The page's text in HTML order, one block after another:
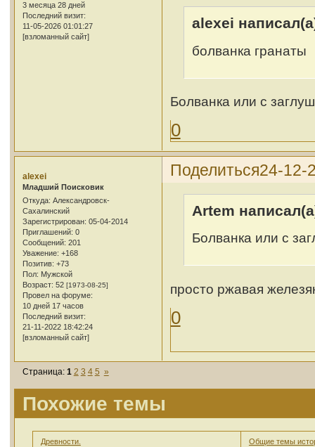
3 месяца 28 дней
Последний визит:
11-05-2026 01:01:27
[взломанный сайт]
alexei
болванка гранаты
Болванка или с
0
Поделиться24-12-
alexei
Младший Поисковик
Откуда: Александровск-
Сахалинский
Зарегистрирован: 05-04-2014
Приглашений: 0
Сообщений: 201
Уважение: +168
Позитив: +73
Пол: Мужской
Возраст: 52 [1973-08-25]
Провел на форуме:
10 дней 17 часов
Последний визит:
21-11-2022 18:42:24
[взломанный сайт]
Artem
Болванка или с
просто ржавая
0
Страница: 1 2 3 4 5 »
Похожие темы
Древности. Общие темы